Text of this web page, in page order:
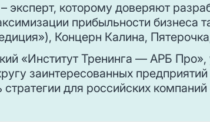
которому доверяют
прибыльности бизнеса
Концерн Калина,
«Институт Тренинга — АРБ
заинтересованных
стратегии для российских